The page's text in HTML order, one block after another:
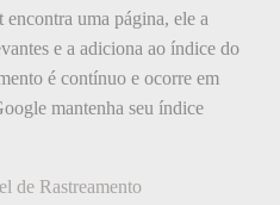
uma página, ele a
e a adiciona ao índice do
é contínuo e ocorre em
mantenha seu índice
de Rastreamento